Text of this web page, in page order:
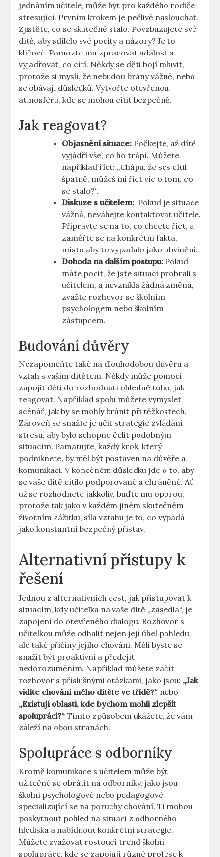
jednáním učitele, může být pro každého ⁣rodiče
stresující. Prvním krokem je pečlivě naslouchat.
‌Zjistěte, co se skutečně stalo. ⁢Povzbuzujete ‍své
dítě, aby sdílelo své ‌pocity a názory? ​Je ⁢to
⁢klíčové.⁢ Pomozte mu zpracovat událost‍ a
vyjadřovat, co ⁣cítí. Někdy se ⁤děti bojí ⁤mluvit,
protože si myslí, že nebudou brány ‍vážně, ⁤nebo
se obávají ​důsledků. Vytvořte ⁣otevřenou
atmosféru,⁣ kde‍ se mohou‌ cítit⁤ bezpečně.
Jak reagovat?
Objasnění ‍situace: Počkejte, až dítě
vyjádří vše, co ho trápí. Můžete
například říct: „Chápu, že ses cítil
špatně, můžeš ‌mi říct víc o tom, co
se stalo?“.
Diskuze s učitelem: ‌ Pokud je situace
⁤vážná, neváhejte kontaktovat učitele.‍
Připravte⁣ se na to, co chcete říct, ⁤a
zaměřte se na konkrétní fakta,
místo‌ aby to vypadalo jako obvinění.
Dohoda ‍na dalším postupu: Pokud ​
máte ⁤pocit, že jste situaci probrali s⁣
učitelem, a nevznikla žádná změna,
zvažte rozhovor se školním
psychologem nebo školním
zástupcem.
Budování důvěry
Nezapomeňte také na dlouhodobou‍ důvěru a
vztah s vaším dítětem. Někdy může pomoci
zapojit děti do rozhodnutí ​ohledně toho, jak⁢
reagovat. ‌Například spolu můžete vymyslet⁤
scénář, jak ⁤by ‍se mohly bránit při‌ těžkostech.
Zároveň se snažte je učit strategie⁣ zvládání ​
stresu, aby‍ bylo schopno ⁣čelit podobným
situacím. Pamatujte,⁣ každý⁤ krok, který
⁣podniknete, by‌ měl být postaven na důvěře‍ a⁤
komunikaci. V konečném důsledku ⁢jde o​ to, aby
se⁣ vaše dítě cítilo podporované a chráněné.⁤ Ať
už se ⁤rozhodnete jakkoliv, buďte mu oporou,
protože ‍tak jako v každém jiném skutečném
životním⁢ zážitku, síla vztahu je ⁤to, co ‌vypadá
jako konstantní bezpečný přístav.
Alternativní přístupy k
řešení
Jednou⁤ z ⁤alternativních​ cest, jak ‍přistupovat k
situacím, ​kdy učitelka na vaše ‌dítě „zasedla“, je
zapojení do otevřeného dialogu. ⁤Rozhovor ⁤s
učitelkou může odhalit nejen⁤ její úhel ⁢pohledu,
ale také příčiny​ jejího chování. Měli byste se
snažit být proaktivní​ a předejít
nedorozuměním. Například můžete začít
rozhovor s ‍příslušnými otázkami, jako⁢ jsou: „Jak
vidíte chování mého dítěte ve třídě?“ nebo
„Existují⁣ oblasti, kde bychom ​mohli zlepšit⁣
spolupráci?“ Tímto⁢ způsobem​ ukážete, že vám
záleží na obou stranách.
Spolupráce ‍s odborníky
Kromě komunikace s učitelem může být
⁢užitečné se obrátit⁣ na odborníky, jako jsou
školní psychologové nebo pedagogové
specializující se ‌na ‍poruchy chování. Ti mohou
poskytnout​ pohled ⁢na situaci z ⁢odborného
hlediska ⁤a nabídnout⁢ konkrétní⁣ strategie.
Můžete zvažovat rostoucí ‍trend školní
spolupráce,⁢ kde se zapojují ⁣různé ‌profese k​